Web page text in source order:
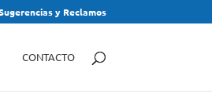
y Reclamos
CONTACTO